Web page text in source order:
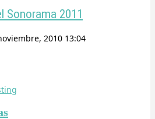
Sonorama 2011
2010 13:04